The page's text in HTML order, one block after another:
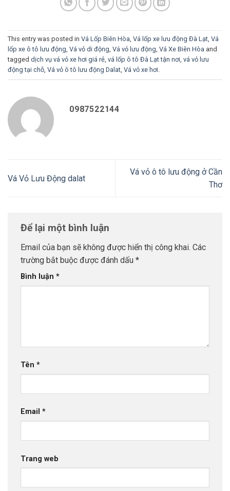
This entry was posted in Vá Lốp Biên Hòa, Vá lốp xe lưu động Đà Lạt, Vá
lốp xe ô tô lưu động, Vá vỏ di động, Vá vỏ lưu động, Vá Xe Biên Hòa and
tagged dịch vụ vá vỏ xe hơi giá rẻ, vá lốp ô tô Đà Lạt tận nơi, vá vỏ lưu
động tại chỗ, Vá vỏ ô tô lưu động Dalat, Vá vỏ xe hơi.
0987522144
Vá Vỏ Lưu Động dalat
Vá vỏ ô tô lưu động ở Cần
Thơ
Để lại một bình luận
Email của bạn sẽ không được hiển thị công khai. Các
trường bắt buộc được đánh dấu *
Bình luận *
Tên *
Email *
Trang web